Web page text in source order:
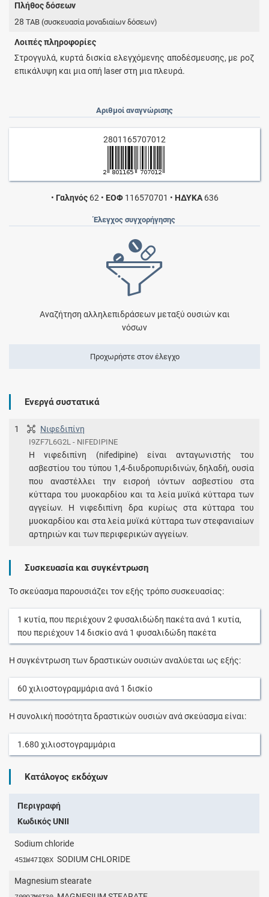
Πλήθος δόσεων
28TAB (συσκευασία μοναδιαίων δόσεων)
Λοιπές πληροφορίες
Στρογγυλά, κυρτά δισκία ελεγχόμενης αποδέσμευσης, με ροζ
επικάλυψη και μια οπή laser στη μια πλευρά.
Αριθμοί αναγνώρισης
2801165707012
• Γαληνός62 • ΕΟΦ116570701 • ΗΔΥΚΑ636
Έλεγχος συγχορήγησης
Αναζήτηση αλληλεπιδράσεων μεταξύ ουσιών και
νόσων
Προχωρήστε στον έλεγχο
Ενεργά συστατικά
1 Νιφεδιπίνη
I9ZF7L6G2L - NIFEDIPINE
Η νιφεδιπίνη (nifedipine) είναι ανταγωνιστής του
ασβεστίου του τύπου 1,4-διυδροπυριδινών, δηλαδή, ουσία
που αναστέλλει την εισροή ιόντων ασβεστίου στα
κύτταρα του μυοκαρδίου και τα λεία μυϊκά κύτταρα των
αγγείων. Η νιφεδιπίνη δρα κυρίως στα κύτταρα του
μυοκαρδίου και στα λεία μυϊκά κύτταρα των στεφανιαίων
αρτηριών και των περιφερικών αγγείων.
Συσκευασία και συγκέντρωση
Το σκεύασμα παρουσιάζει τον εξής τρόπο συσκευασίας:
1 κυτία, που περιέχουν2 φυσαλιδώδη πακέταανά 1 κυτία,
που περιέχουν 14δισκίοανά 1 φυσαλιδώδη πακέτα
Η συγκέντρωση των δραστικών ουσιών αναλύεται ως εξής:
60 χιλιοστογραμμάριαανά 1 δισκίο
Η συνολική ποσότητα δραστικών ουσιών ανά σκεύασμα είναι:
1.680 χιλιοστογραμμάρια
Κατάλογος εκδόχων
Περιγραφή
Κωδικός UNII
Sodium chloride
451W47IQ8X SODIUM CHLORIDE
Magnesium stearate